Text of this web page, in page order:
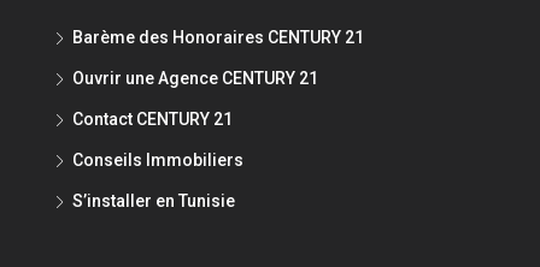
Barème des Honoraires CENTURY 21
Ouvrir une Agence CENTURY 21
Contact CENTURY 21
Conseils Immobiliers
S’installer en Tunisie